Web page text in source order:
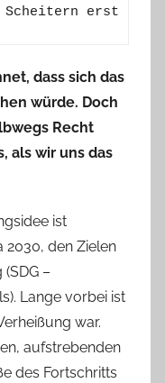
erst
dass sich das
würde. Doch
Recht
als wir uns das
ist
2030, den Zielen
–
Lange vorbei ist
war.
aufstrebenden
des Fortschritts